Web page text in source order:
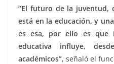
“El futuro de la juventud,
está en la educación, y
es esa, por ello es que
educativa influye,
académicos”, señaló el